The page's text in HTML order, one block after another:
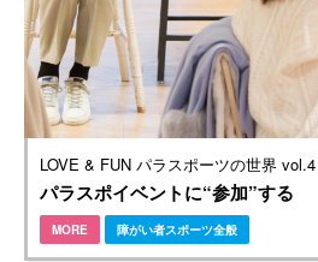
LOVE & FUN パラスポーツの世界 vol.4
パラスポイベントに“参加”する
MORE 障がい者スポーツ全般